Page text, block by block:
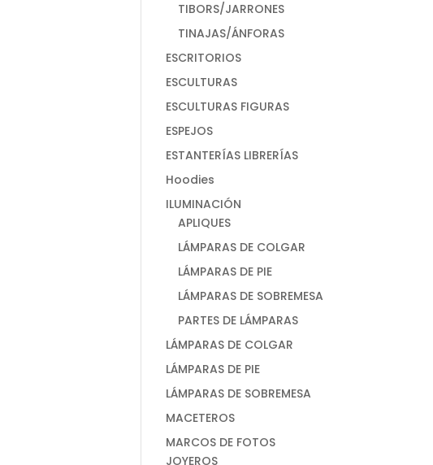
TIBORS/JARRONES
TINAJAS/ÁNFORAS
ESCRITORIOS
ESCULTURAS
ESCULTURAS FIGURAS
ESPEJOS
ESTANTERÍAS LIBRERÍAS
Hoodies
ILUMINACIÓN
APLIQUES
LÁMPARAS DE COLGAR
LÁMPARAS DE PIE
LÁMPARAS DE SOBREMESA
PARTES DE LÁMPARAS
LÁMPARAS DE COLGAR
LÁMPARAS DE PIE
LÁMPARAS DE SOBREMESA
MACETEROS
MARCOS DE FOTOS
JOYEROS